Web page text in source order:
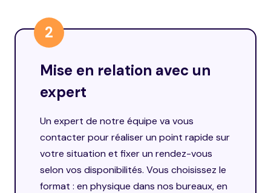
2
Mise en relation avec un
expert
Un expert de notre équipe va vous
contacter pour réaliser un point rapide sur
votre situation et fixer un rendez-vous
selon vos disponibilités. Vous choisissez le
format : en physique dans nos bureaux, en